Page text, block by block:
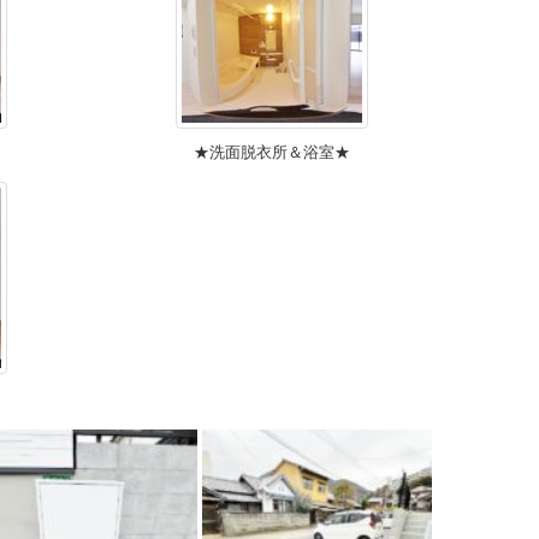
★洗面脱衣所＆浴室★